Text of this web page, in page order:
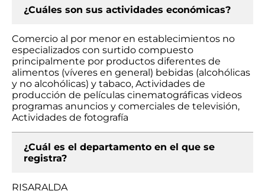
¿Cuáles son sus actividades económicas?
Comercio al por menor en establecimientos no
especializados con surtido compuesto
principalmente por productos diferentes de
alimentos (víveres en general) bebidas (alcohólicas
y no alcohólicas) y tabaco, Actividades de
producción de películas cinematográficas videos
programas anuncios y comerciales de televisión,
Actividades de fotografía
¿Cuál es el departamento en el que se
registra?
RISARALDA